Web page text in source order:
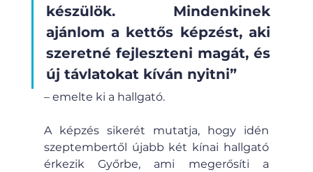
készülök. Mindenkinek
ajánlom a kettős képzést, aki
szeretné fejleszteni magát, és
új távlatokat kíván nyitni”
– emelte ki a hallgató.
A képzés sikerét mutatja, hogy idén
szeptembertől újabb két kínai hallgató
érkezik Győrbe, ami megerősíti a